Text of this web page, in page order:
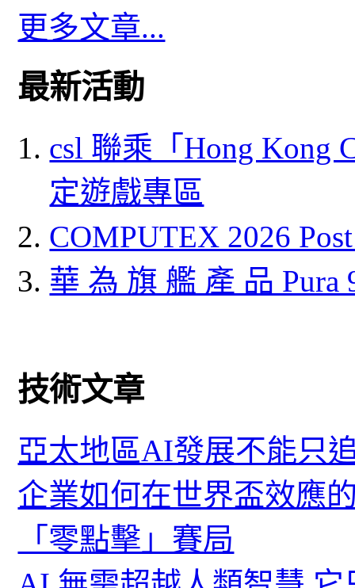
更多文章...
最新活動
csl 聯乘「Hong Kong
定遊戲專區
COMPUTEX 2026
華 為 旗 艦 產 品 Pura
技術文章
亞太地區AI發展不能只
企業如何在世界盃效應
「零點擊」賽局